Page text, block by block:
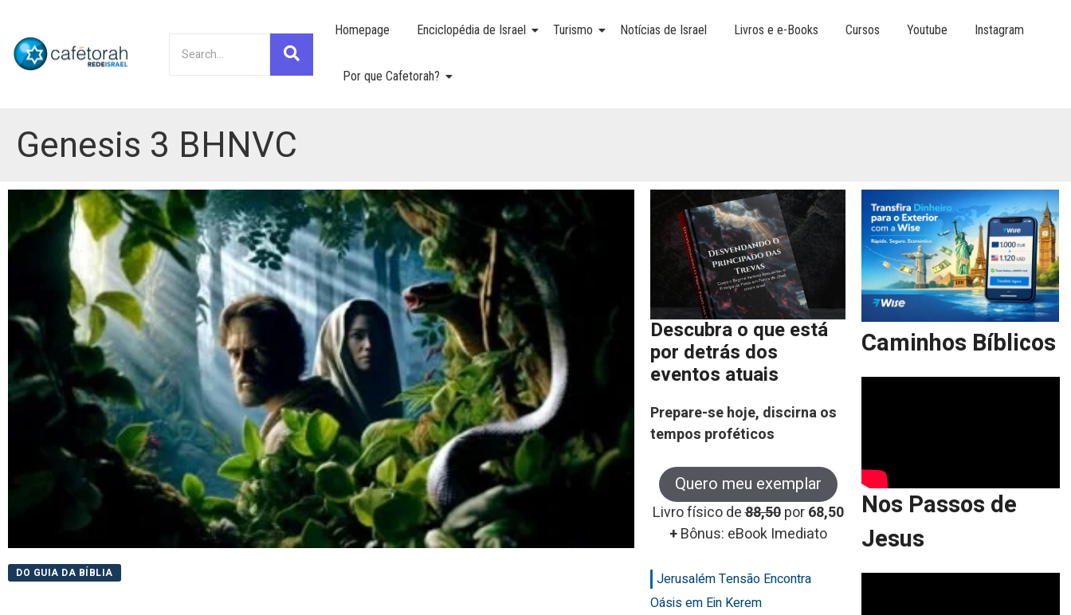
Homepage Enciclopédia de Israel Turismo Notícias de Israel Livros e e-Books Cursos Youtube Instagram
Por que Cafetorah?
Genesis 3 BHNVC
DO GUIA DA BÍBLIA
Descubra o que está
por detrás dos
eventos atuais
Prepare-se hoje, discirna os
tempos proféticos
Quero meu exemplar
Livro físico de88,50 por68,50
+Bônus: eBook Imediato
Jerusalém Tensão Encontra
Oásis em Ein Kerem
Caminhos Bíblicos
Nos Passos de
Jesus